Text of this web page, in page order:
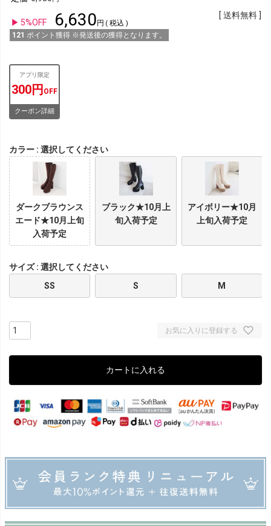
5%OFF 6,630
税込
121 ポイント獲得 ※発送後の獲得となります。
送料無料
アプリ限定
300円 OFF
クーポン詳細
カラー 選択してください
ダークブラウンス
エード★10月上旬
入荷予定
ブラック★10月上
旬入荷予定
アイボリー★10月
上旬入荷予定
サイズ
選択してください
SS
S M
お気に入りに登録する
カートに入れる